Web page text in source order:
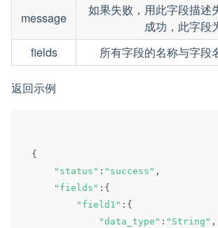
message
如果失败，用此字段描述
成功，此字段
fields
所有字段的名称与字段
返回示例
{
"status" : "success" ,
"fields" : {
"field1" : {
"data_type" : "String" ,